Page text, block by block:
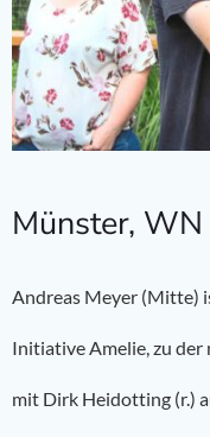
Münster,
Andreas Meyer (Mitte)
Initiative Amelie, zu
mit Dirk Heidotting (r.)